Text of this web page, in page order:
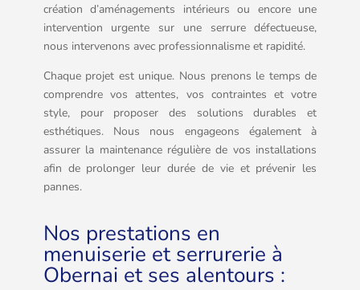
création d’aménagements intérieurs ou encore une
intervention urgente sur une serrure défectueuse,
nous intervenons avec professionnalisme et rapidité.
Chaque projet est unique. Nous prenons le temps de
comprendre vos attentes, vos contraintes et votre
style, pour proposer des solutions durables et
esthétiques. Nous nous engageons également à
assurer la maintenance régulière de vos installations
afin de prolonger leur durée de vie et prévenir les
pannes.
Nos prestations en
menuiserie et serrurerie à
Obernai et ses alentours :